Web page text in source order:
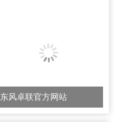
东风卓联官方网站